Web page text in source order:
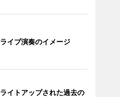
ライブ演奏のイメージ
ライトアップされた過去の